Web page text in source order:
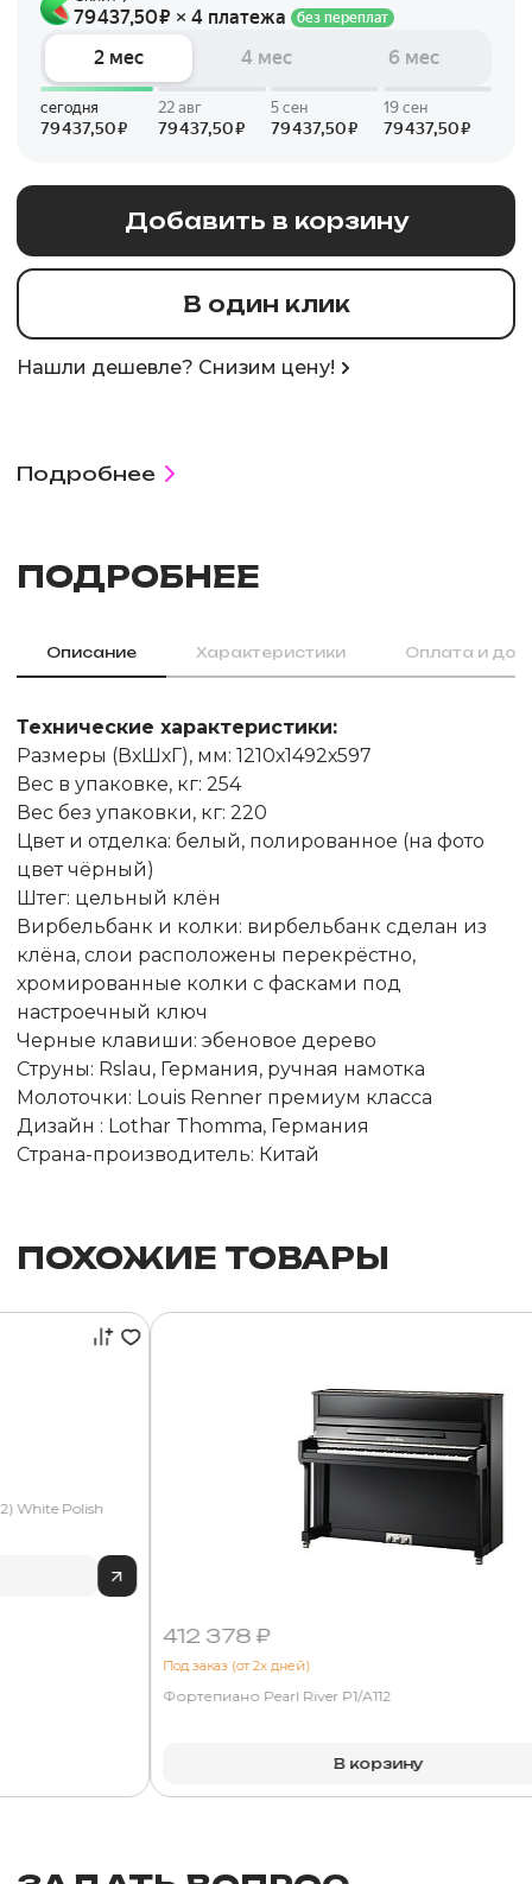
Добавить в корзину
В один клик
Нашли дешевле? Снизим цену!
Подробнее
ПОДРОБНЕЕ
Описание Характеристики Оплата и
Технические характеристики:
Размеры (ВхШхГ), мм: 1210х1492х597
Вес в упаковке, кг: 254
Вес без упаковки, кг: 220
Цвет и отделка: белый, полированное (на фото
цвет чёрный)
Штег: цельный клён
Вирбельбанк и колки: вирбельбанк сделан из
клёна, слои расположены перекрёстно,
хромированные колки с фасками под
настроечный ключ
Черные клавиши: эбеновое дерево
Струны: Rslau, Германия, ручная намотка
Молоточки: Louis Renner премиум класса
Дизайн : Lothar Thomma, Германия
Страна-производитель: Китай
ПОХОЖИЕ ТОВАРЫ
White Polish
412 378 ₽
Под заказ (от 2х дней)
Фортепиано Pearl River P1/A112
В корзину